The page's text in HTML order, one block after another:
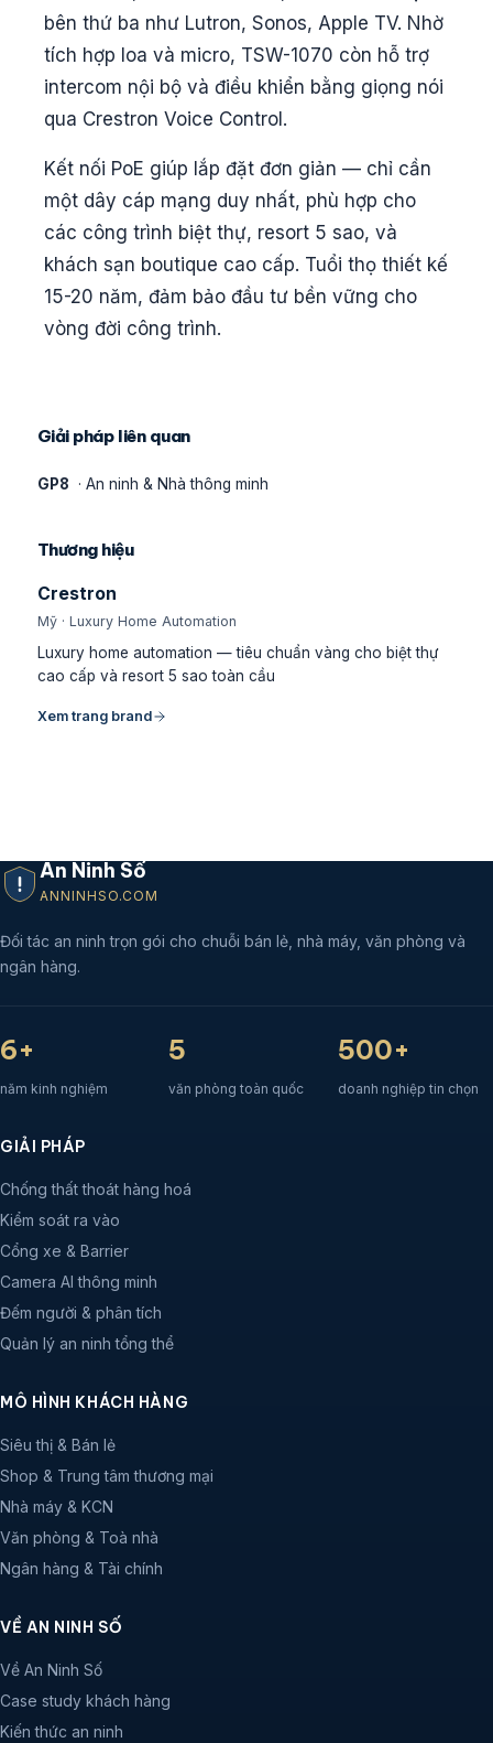
bên thứ ba như Lutron, Sonos, Apple TV. Nhờ
tích hợp loa và micro, TSW-1070 còn hỗ trợ
intercom nội bộ và điều khiển bằng giọng nói
qua Crestron Voice Control.
Kết nối PoE giúp lắp đặt đơn giản — chỉ cần
một dây cáp mạng duy nhất, phù hợp cho
các công trình biệt thự, resort 5 sao, và
khách sạn boutique cao cấp. Tuổi thọ thiết kế
15-20 năm, đảm bảo đầu tư bền vững cho
vòng đời công trình.
Giải pháp liên quan
GP8 · An ninh & Nhà thông minh
Thương hiệu
Crestron
Mỹ · Luxury Home Automation
Luxury home automation — tiêu chuẩn vàng cho biệt thự
cao cấp và resort 5 sao toàn cầu
Xem trang brand
An Ninh Số
ANNINHSO.COM
Đối tác an ninh trọn gói cho chuỗi bán lẻ, nhà máy, văn phòng và
ngân hàng.
6+
năm kinh nghiệm
5
văn phòng toàn quốc
500+
doanh nghiệp tin chọn
GIẢI PHÁP
Chống thất thoát hàng hoá
Kiểm soát ra vào
Cổng xe & Barrier
Camera AI thông minh
Đếm người & phân tích
Quản lý an ninh tổng thể
MÔ HÌNH KHÁCH HÀNG
Siêu thị & Bán lẻ
Shop & Trung tâm thương mại
Nhà máy & KCN
Văn phòng & Toà nhà
Ngân hàng & Tài chính
VỀ AN NINH SỐ
Về An Ninh Số
Case study khách hàng
Kiến thức an ninh